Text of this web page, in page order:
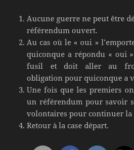
Aucune guerre ne peut être
référendum ouvert.
Au cas où le « oui »
quiconque a répondu « oui
fusil et doit aller au
obligation pour quiconque a
Une fois que les premiers
un référendum pour savoir
volontaires pour continuer la
Retour à la case départ.